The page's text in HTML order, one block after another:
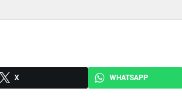
X WHATSAPP